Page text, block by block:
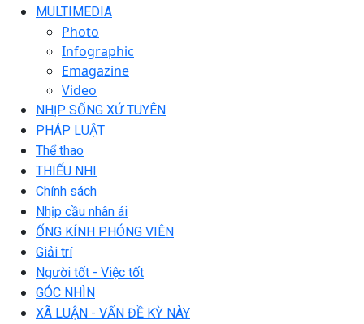
MULTIMEDIA
Photo
Infographic
Emagazine
Video
NHỊP SỐNG XỨ TUYÊN
PHÁP LUẬT
Thể thao
THIẾU NHI
Chính sách
Nhịp cầu nhân ái
ỐNG KÍNH PHÓNG VIÊN
Giải trí
Người tốt - Việc tốt
GÓC NHÌN
XÃ LUẬN - VẤN ĐỀ KỲ NÀY